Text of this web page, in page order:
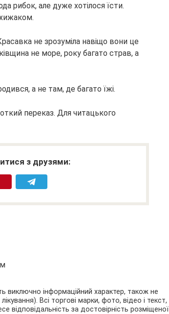
рибок, але дуже хотілося їсти.
не зрозуміла навіщо вони це
не море, року багато страв, а
а не там, де багато їжі.
переказ. Для читацького
з друзями:
виключно інформаційний характер, також не
Всі торгові марки, фото, відео і текст,
відповідальність за достовірність розміщеної